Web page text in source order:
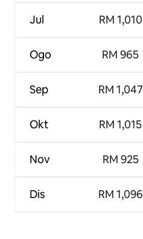
Jul
Ogo
Sep
Okt
Nov
Dis
RM 1,010
RM 965
RM 1,047
RM 1,015
RM 925
RM 1,096